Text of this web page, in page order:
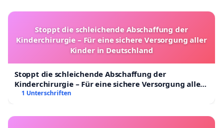
Stoppt die schleichende Abschaffung der
Kinderchirurgie – Für eine sichere Versorgung aller
Kinder in Deutschland
Stoppt die schleichende Abschaffung der
Kinderchirurgie – Für eine sichere Versorgung aller
Kinder in Deutschland
1 Unterschriften